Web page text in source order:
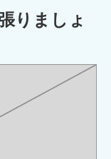
りましょ